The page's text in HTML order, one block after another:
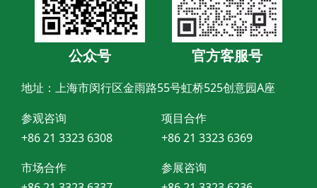
公众号 官方客服号
地址：上海市闵行区金雨路55号虹桥525创意园A座
参观咨询
+86 21 3323 6308
项目合作
+86 21 3323 6369
市场合作
参展咨询